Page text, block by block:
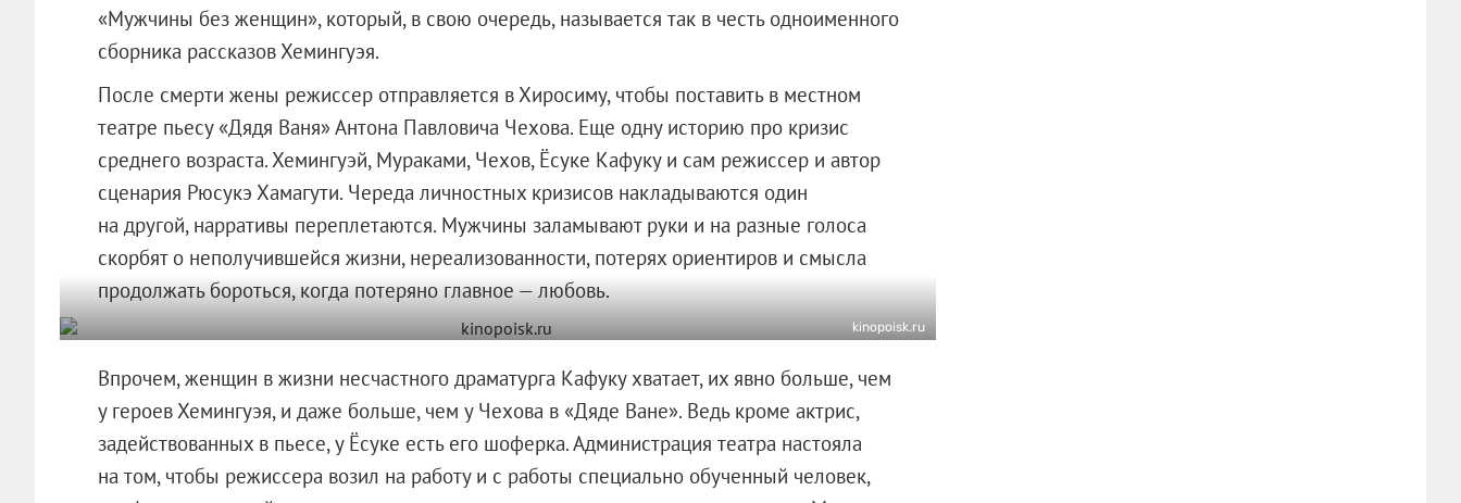
«Мужчины без женщин», который, в свою очередь, называется так в честь одноименного
сборника рассказов Хемингуэя.
После смерти жены режиссер отправляется в Хиросиму, чтобы поставить в местном
театре пьесу «Дядя Ваня» Антона Павловича Чехова. Еще одну историю про кризис
среднего возраста. Хемингуэй, Мураками, Чехов, Ёсуке Кафуку и сам режиссер и автор
сценария Рюсукэ Хамагути. Череда личностных кризисов накладываются один
на другой, нарративы переплетаются. Мужчины заламывают руки и на разные голоса
скорбят о неполучившейся жизни, нереализованности, потерях ориентиров и смысла
продолжать бороться, когда потеряно главное — любовь.
kinopoisk.ru
Впрочем, женщин в жизни несчастного драматурга Кафуку хватает, их явно больше, чем
у героев Хемингуэя, и даже больше, чем у Чехова в «Дяде Ване». Ведь кроме актрис,
задействованных в пьесе, у Ёсуке есть его шоферка. Администрация театра настояла
на том, чтобы режиссера возил на работу и с работы специально обученный человек,